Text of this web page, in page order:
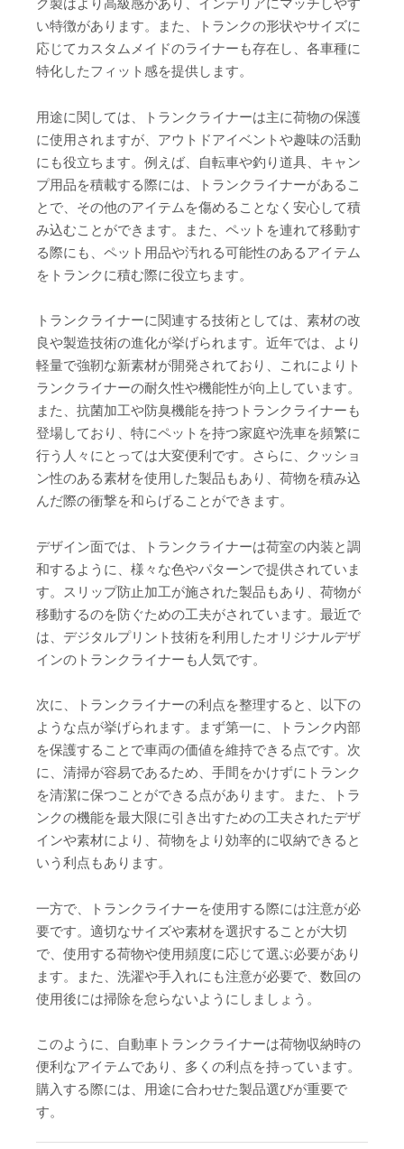
い特徴があります。また、トランクの形状やサイズに
応じてカスタムメイドのライナーも存在し、各車種に
特化したフィット感を提供します。
用途に関しては、トランクライナーは主に荷物の保護
に使用されますが、アウトドアイベントや趣味の活動
にも役立ちます。例えば、自転車や釣り道具、キャン
プ用品を積載する際には、トランクライナーがあるこ
とで、その他のアイテムを傷めることなく安心して積
み込むことができます。また、ペットを連れて移動す
る際にも、ペット用品や汚れる可能性のあるアイテム
をトランクに積む際に役立ちます。
トランクライナーに関連する技術としては、素材の改
良や製造技術の進化が挙げられます。近年では、より
軽量で強靭な新素材が開発されており、これによりト
ランクライナーの耐久性や機能性が向上しています。
また、抗菌加工や防臭機能を持つトランクライナーも
登場しており、特にペットを持つ家庭や洗車を頻繁に
行う人々にとっては大変便利です。さらに、クッショ
ン性のある素材を使用した製品もあり、荷物を積み込
んだ際の衝撃を和らげることができます。
デザイン面では、トランクライナーは荷室の内装と調
和するように、様々な色やパターンで提供されていま
す。スリップ防止加工が施された製品もあり、荷物が
移動するのを防ぐための工夫がされています。最近で
は、デジタルプリント技術を利用したオリジナルデザ
インのトランクライナーも人気です。
次に、トランクライナーの利点を整理すると、以下の
ような点が挙げられます。まず第一に、トランク内部
を保護することで車両の価値を維持できる点です。次
に、清掃が容易であるため、手間をかけずにトランク
を清潔に保つことができる点があります。また、トラ
ンクの機能を最大限に引き出すための工夫されたデザ
インや素材により、荷物をより効率的に収納できると
いう利点もあります。
一方で、トランクライナーを使用する際には注意が必
要です。適切なサイズや素材を選択することが大切
で、使用する荷物や使用頻度に応じて選ぶ必要があり
ます。また、洗濯や手入れにも注意が必要で、数回の
使用後には掃除を怠らないようにしましょう。
このように、自動車トランクライナーは荷物収納時の
便利なアイテムであり、多くの利点を持っています。
購入する際には、用途に合わせた製品選びが重要で
す。